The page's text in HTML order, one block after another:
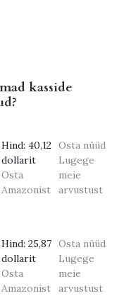
kasside
Hind: 40,12
dollarit
Osta
Amazonist
Osta nüüd
Lugege
meie
arvustust
Hind: 25,87
dollarit
Osta
Amazonist
Osta nüüd
Lugege
meie
arvustust